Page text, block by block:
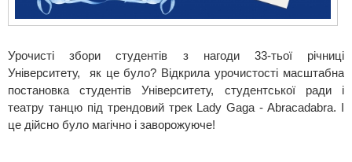
Урочисті збори студентів з нагоди 33-тьої річниці
Університету, як це було? Відкрила урочистості масштабна
постановка студентів Університету, студентської ради і
театру танцю під трендовий трек Lady Gaga - Abracadabra. І
це дійсно було магічно і заворожуюче!